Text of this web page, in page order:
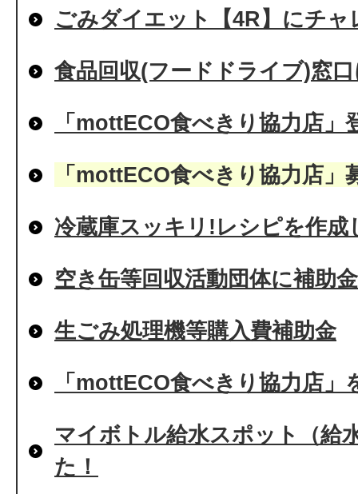
ごみダイエット【4R】にチャ
食品回収(フードドライブ)窓
「mottECO食べきり協力店」
「mottECO食べきり協力店」
冷蔵庫スッキリ!レシピを作成
空き缶等回収活動団体に補助
生ごみ処理機等購入費補助金
「mottECO食べきり協力店
マイボトル給水スポット（給
た！